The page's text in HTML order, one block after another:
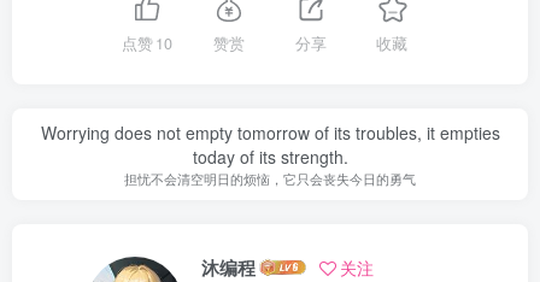
点赞10 赞赏 分享 收藏
Worrying does not empty tomorrow of its troubles, it empties
today of its strength.
担忧不会清空明日的烦恼，它只会丧失今日的勇气
沐编程 关注